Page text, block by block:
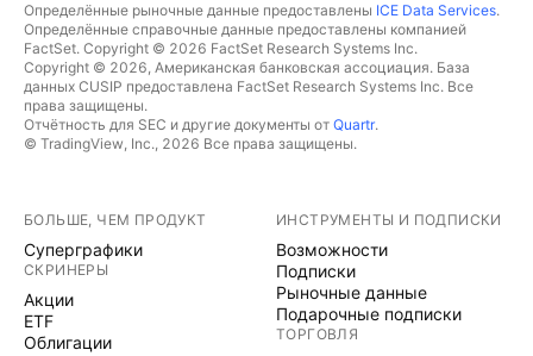
Определённые рыночные данные предоставлены ICE Data Services.
Определённые справочные данные предоставлены компанией
FactSet. Copyright © 2026 FactSet Research Systems Inc.
Copyright © 2026, Американская банковская ассоциация. База
данных CUSIP предоставлена FactSet Research Systems Inc. Все
права защищены.
Отчётность для SEC и другие документы от Quartr.
© TradingView, Inc., 2026 Все права защищены.
БОЛЬШЕ, ЧЕМ ПРОДУКТ
Суперграфики
СКРИНЕРЫ
Акции
ETF
Облигации
ИНСТРУМЕНТЫ И ПОДПИСКИ
Возможности
Подписки
Рыночные данные
Подарочные подписки
ТОРГОВЛЯ